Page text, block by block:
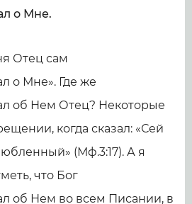
о Мне.
Отец сам
о Мне». Где же
об Нем Отец? Некоторые
когда сказал: «Сей
(Мф.3:17). А я
что Бог
об Нем во всем Писании, в